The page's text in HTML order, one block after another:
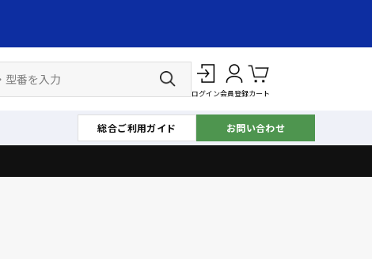
ログイン会員登録カート
総合ご利用ガイド お問い合わせ